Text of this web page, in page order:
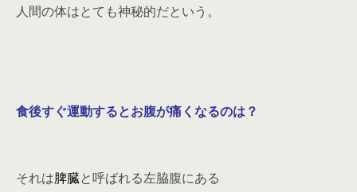
人間の体はとても神秘的だという。
食後すぐ運動するとお腹が痛くなるのは？
それは脾臓と呼ばれる左脇腹にある